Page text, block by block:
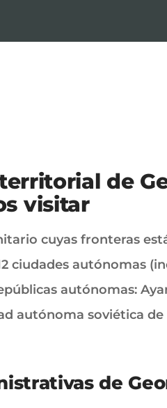
de
visitar
cuyas fronteras
ciudades autónomas
autónomas:
autónoma soviética
de